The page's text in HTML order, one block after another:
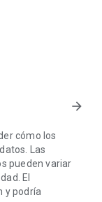
🏙️, elegir a tu
tus
las últimas
arrow_forward
cómo los
Las
pueden variar
El
y podría